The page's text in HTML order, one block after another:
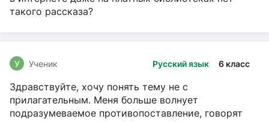
такого рассказа?
Русский язык 6 класс
У Ученик
Здравствуйте, хочу понять тему не с
прилагательным. Меня больше волнует
подразумеваемое противопоставление, говорят